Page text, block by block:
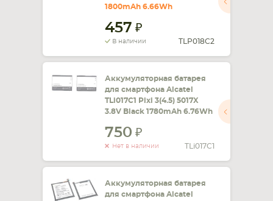
1800mAh 6.66Wh
457
В наличии TLP018C2
Аккумуляторная батарея
для смартфона Alcatel
TLi017C1 Pixi 3(4.5) 5017X
3.8V Black 1780mAh 6.76Wh
750
Нет в наличии TLi017C1
Аккумуляторная батарея
для смартфона Alcatel